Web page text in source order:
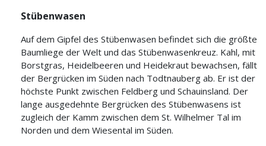
Stübenwasen
Auf dem Gipfel des Stübenwasen befindet sich die größte
Baumliege der Welt und das Stübenwasenkreuz. Kahl, mit
Borstgras, Heidelbeeren und Heidekraut bewachsen, fällt
der Bergrücken im Süden nach Todtnauberg ab. Er ist der
höchste Punkt zwischen Feldberg und Schauinsland. Der
lange ausgedehnte Bergrücken des Stübenwasens ist
zugleich der Kamm zwischen dem St. Wilhelmer Tal im
Norden und dem Wiesental im Süden.